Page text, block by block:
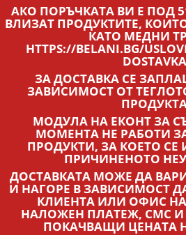
АКО ПОРЪЧКАТА ВИ Е ПОД
ВЛИЗАТ ПРОДУКТИТЕ,
КАТО МЕДНИ
HTTPS://BELANI.BG/
ЗА ДОСТАВКА СЕ
ЗАВИСИМОСТ ОТ
МОДУЛА НА ЕКОНТ ЗА
МОМЕНТА НЕ РАБОТИ
ПРОДУКТИ, ЗА КОЕТО СЕ
ПРИЧИНЕНОТО
ДОСТАВКАТА МОЖЕ ДА
И НАГОРЕ В ЗАВИСИМОСТ
КЛИЕНТА ИЛИ ОФИС НА
НАЛОЖЕН ПЛАТЕЖ, СМС
ПОКАЧВАЩИ ЦЕНАТА